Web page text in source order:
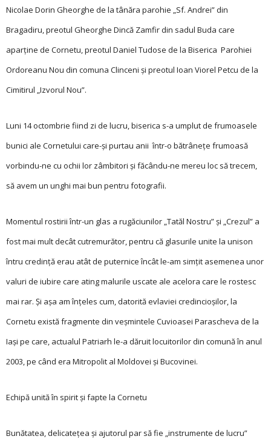
Nicolae Dorin Gheor­ghe de la tânăra parohie „Sf. Andrei” din
Bragadiru, preotul Gheorghe Dincă Zamfir din sadul Buda care
aparţine de Cornetu, preotul Daniel Tudose de la Biserica Parohiei
Ordoreanu Nou din comuna Clinceni şi preotul Ioan Viorel Petcu de la
Cimitirul „Izvorul Nou”.
Luni 14 octombrie fiind zi de lucru, biserica s-a umplut de frumoasele
bunici ale Cornetului care-şi purtau anii într-o bătrâneţe frumoasă
vorbindu-ne cu ochii lor zâmbitori şi făcându-ne mereu loc să trecem,
să avem un unghi mai bun pentru fotografii.
Momentul rostirii în­tr-un glas a rugăciunilor „Tatăl Nostru” şi „Crezul” a
fost mai mult decât cutremurător, pentru că glasurile unite la unison
întru credinţă erau atât de puternice încât le-am simţit asemenea unor
valuri de iubire care ating malurile uscate ale acelora care le rostesc
mai rar. Şi aşa am înţeles cum, datorită evlaviei credincioşilor, la
Cornetu există fragmente din veşmintele Cuvioasei Parascheva de la
Iaşi pe care, actualul Patriarh le-a dăruit locuitorilor din comună în anul
2003, pe când era Mitropolit al Moldovei şi Bucovinei.
Echipă unită în spirit şi fapte la Cornetu
Bunătatea, delicateţea şi ajutorul par să fie ­„instrumente de lucru”